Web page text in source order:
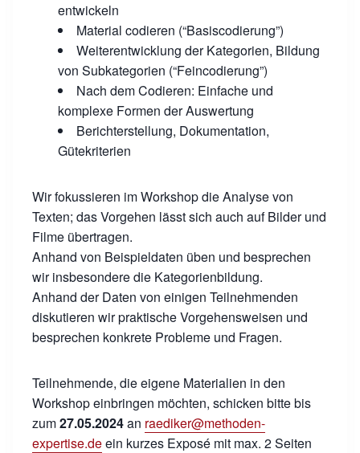
entwickeln
Material codieren (“Basiscodierung”)
Weiterentwicklung der Kategorien, Bildung
von Subkategorien (“Feincodierung”)
Nach dem Codieren: Einfache und
komplexe Formen der Auswertung
Berichterstellung, Dokumentation,
Gütekriterien
Wir fokussieren im Workshop die Analyse von
Texten; das Vorgehen lässt sich auch auf Bilder und
Filme übertragen.
Anhand von Beispieldaten üben und besprechen
wir insbesondere die Kategorienbildung.
Anhand der Daten von einigen Teilnehmenden
diskutieren wir praktische Vorgehensweisen und
besprechen konkrete Probleme und Fragen.
Teilnehmende, die eigene Materialien in den
Workshop einbringen möchten, schicken bitte bis
zum27.05.2024an raediker@methoden-
expertise.deein kurzes Exposé mit max. 2 Seiten